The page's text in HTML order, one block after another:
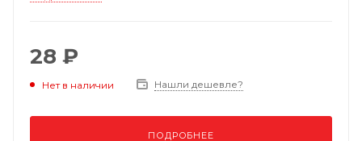
28 ₽
Нет в наличии Нашли дешевле?
ПОДРОБНЕЕ